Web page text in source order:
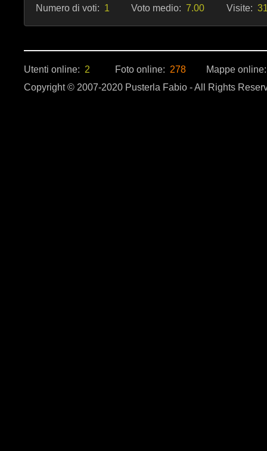
Numero di voti: 1 Voto medio: 7.00 Visite:
Utenti online: 2 Foto online: 278
Mappe
Copyright © 2007-2020 Pusterla Fabio - All Rights